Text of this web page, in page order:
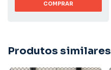
COMPRAR
Produtos similares